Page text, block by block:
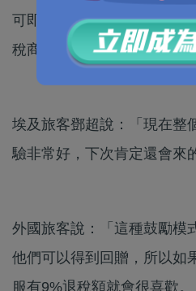
可即場領取相應退稅款，吸
稅商店購物。
埃及旅客鄧超說：「現在整
驗非常好，下次肯定還會來
外國旅客說：「這種鼓勵模
他們可以得到回贈，所以如
服有9%退稅額就會很喜歡。